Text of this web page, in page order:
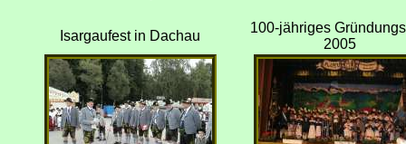
Isargaufest in Dachau
100-jähriges
2005